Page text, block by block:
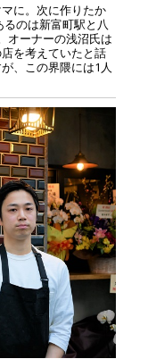
に。次に作りたか
のは新富町駅と八
オーナーの浅沼氏は
を考えていたと話
、この界隈には1人